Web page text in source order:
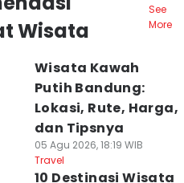
Wisata
See
More
Wisata Kawah
Putih Bandung:
Lokasi, Rute, Harga,
dan Tipsnya
05 Agu 2026, 18:19 WIB
Travel
10 Destinasi Wisata